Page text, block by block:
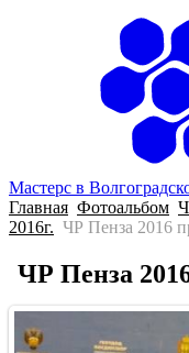
Мастерс в
Главная Фотоальбом
2016г. ЧР Пенза 2016
ЧР Пенза